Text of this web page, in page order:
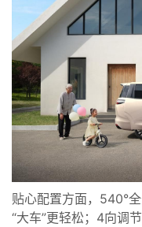
贴心配置方面，540°
“大车”更轻松；4向调